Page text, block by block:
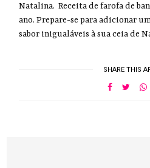
Natalina. Receita de farofa de
ano. Prepare-se para adicionar
sabor inigualáveis à sua ceia de
SHARE THIS